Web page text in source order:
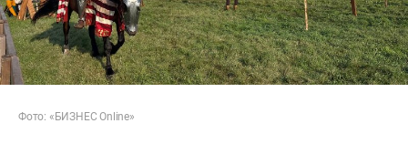
Фото: «БИЗНЕС Online»